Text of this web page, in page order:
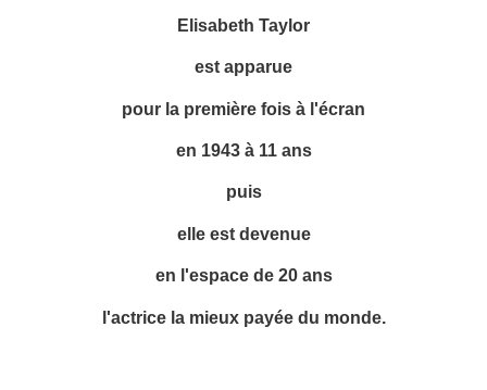
Elisabeth Taylor
est apparue
pour la première fois à l'écran
en 1943 à 11 ans
puis
elle est devenue
en l'espace de 20 ans
l'actrice la mieux payée du monde.